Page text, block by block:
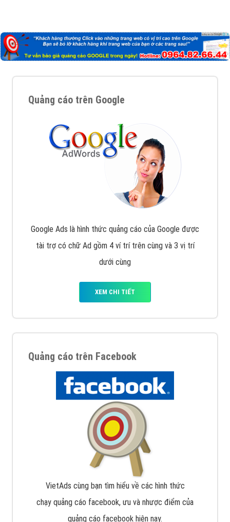
Quảng cáo trên Google
Google Ads là hình thức quảng cáo của Google được
tài trợ có chữ Ad gồm 4 ví trí trên cùng và 3 vị trí
dưới cùng
XEM CHI TIẾT
Quảng cáo trên Facebook
VietAds cùng bạn tìm hiểu về các hình thức
chạy quảng cáo facebook, ưu và nhược điểm của
quảng cáo facebook hiện nay.